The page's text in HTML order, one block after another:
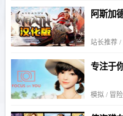
阿斯加
站长推荐 /
专注于
模拟 / 冒